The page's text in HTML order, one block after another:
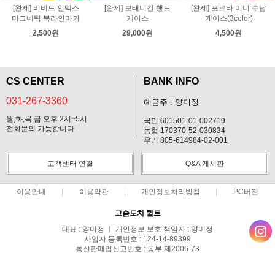
[완제] 비비드 인덱스
마그네틱 북라인마커
2,500원
[완제] 보태니컬 핸드
케이스
29,000원
[완제] 포르타 미니 수납
케이스(3color)
4,500원
CS CENTER
031-267-3360
월,화,목,금 오후 2시~5시
전화문의 가능합니다
BANK INFO
예금주 : 양미정
국민 601501-01-002719
농협 170370-52-030834
우리 805-614984-02-001
고객센터 연결 Q&A 게시판
이용안내 이용약관 개인정보처리방침 PC버전
고슴도치 퀼트
대표 : 양미정 ㅣ 개인정보 보호 책임자 : 양미정
사업자 등록번호 : 124-14-89399
통신판매업신고번호 : 동부 제2006-73